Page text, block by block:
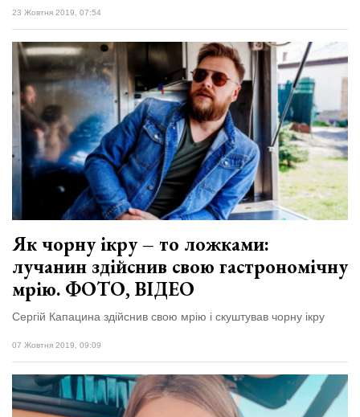
23 Жовтня 2019, 07:54
Як чорну ікру – то ложками:
лучанин здійснив свою гастрономічну
мрію. ФОТО, ВІДЕО
Сергій Капацина здійснив свою мрію і скуштував чорну ікру
07 Жовтня 2019, 09:09